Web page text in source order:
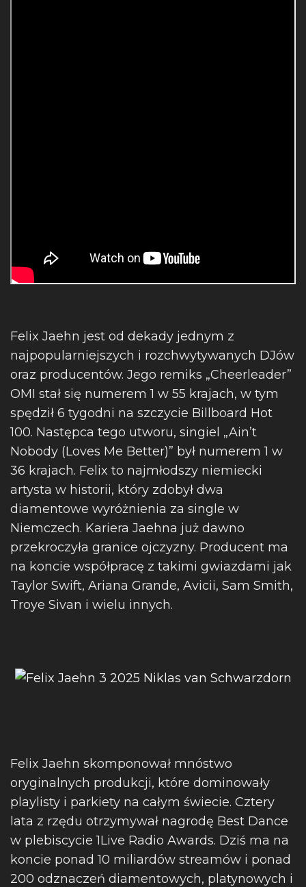
Felix Jaehn jest od dekady jednym z
najpopularniejszych i rozchwytywanych DJów
oraz producentów. Jego remiks „Cheerleader”
OMI stał się numerem 1 w 55 krajach, w tym
spędził 6 tygodni na szczycie Billboard Hot
100. Następca tego utworu, singiel „Ain’t
Nobody (Loves Me Better)” był numerem 1 w
36 krajach. Felix to najmłodszy niemiecki
artysta w historii, który zdobył dwa
diamentowe wyróżnienia za single w
Niemczech. Kariera Jaehna już dawno
przekroczyła granice ojczyzny. Producent ma
na koncie współpracę z takimi gwiazdami jak
Taylor Swift, Ariana Grande, Avicii, Sam Smith,
Troye Sivan i wielu innych.
Felix Jaehn skomponował mnóstwo
oryginalnych produkcji, które dominowały
playlisty i parkiety na całym świecie. Cztery
lata z rzędu otrzymywał nagrodę Best Dance
w plebiscycie 1Live Radio Awards. Dziś ma na
koncie ponad 10 miliardów streamów i ponad
200 odznaczeń diamentowych, platynowych i